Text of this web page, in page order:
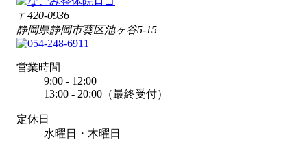
〒420-0936
静岡県静岡市葵区池ヶ谷5-15
営業時間
9:00 - 12:00
13:00 - 20:00（最終受付）
定休日
水曜日・木曜日